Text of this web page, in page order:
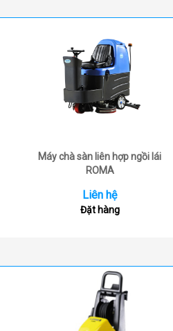
Máy chà sàn liên hợp ngồi lái
ROMA
Liên hệ
Đặt hàng